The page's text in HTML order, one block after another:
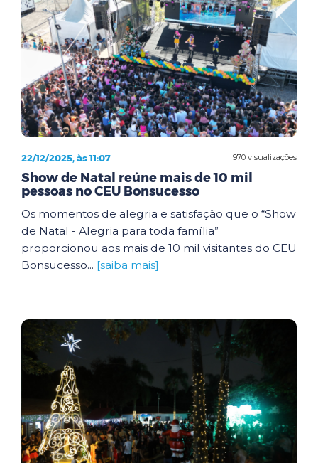
970 visualizações
22/12/2025, às 11:07
Show de Natal reúne mais de 10 mil
pessoas no CEU Bonsucesso
Os momentos de alegria e satisfação que o “Show
de Natal - Alegria para toda família”
proporcionou aos mais de 10 mil visitantes do CEU
Bonsucesso... [saiba mais]